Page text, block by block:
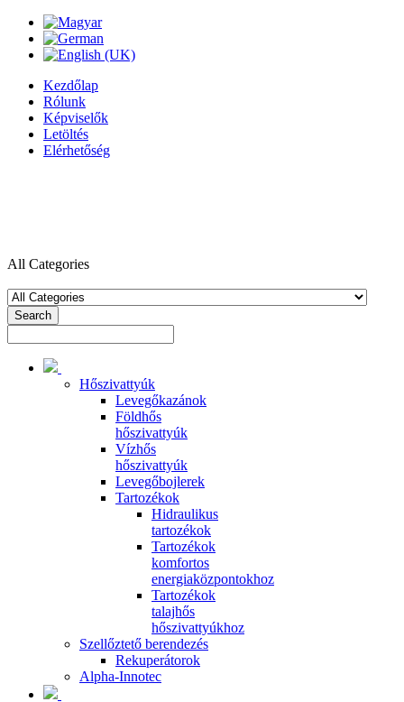
Kezdőlap
Rólunk
Képviselők
Letöltés
Elérhetőség
All Categories
Search
Hőszivattyúk
Levegőkazánok
Földhős
hőszivattyúk
Vízhős
hőszivattyúk
Levegőbojlerek
Tartozékok
Hidraulikus
tartozékok
Tartozékok
komfortos
energiaközpontokhoz
Tartozékok
talajhős
hőszivattyúkhoz
Szellőztető berendezés
Rekuperátorok
Alpha-Innotec